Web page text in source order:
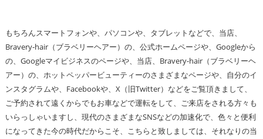
もちろんスマートフォンや、パソコンや、タブレットなどで、当店、
Bravery-hair（ブラベリーヘアー）の、公式ホームページや、Googleから
の、Googleマイビジネスのページや、当店、Bravery-hair（ブラベリーヘ
アー）の、ホットペッパービューティーのさまざまなページや、自分のイ
ンスタグラムや、Facebookや、X（旧Twitter）などをご覧頂きまして、
ご予約されて遠くからでもお車などで運転をして、ご来店をされる方々も
いらっしゃいますし、現代のさまざまなSNSなどの加速化で、色々と便利
になってきた今の時代だからこそ、こちらと致しましては、それなりの当